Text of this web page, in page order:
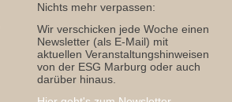
Nichts mehr verpassen:
Wir verschicken jede Woche einen
Newsletter (als E-Mail) mit
aktuellen Veranstaltungshinweisen
von der ESG Marburg oder auch
darüber hinaus.